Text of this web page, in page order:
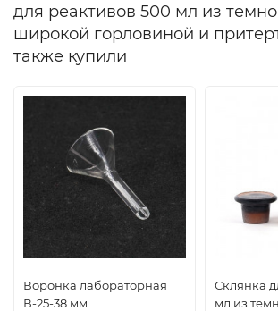
для реактивов 500 мл из
широкой горловиной и
также купили
Воронка лабораторная
В-25-38 мм
Склянка
мл из